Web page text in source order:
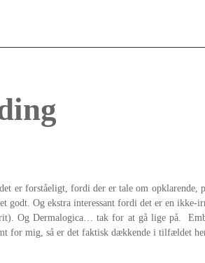
er forståeligt, fordi der er tale om
godt. Og ekstra interessant fordi det er en ikke-
Og Dermalogica… tak for at gå lige på.
mig, så er det faktisk dækkende i tilfældet